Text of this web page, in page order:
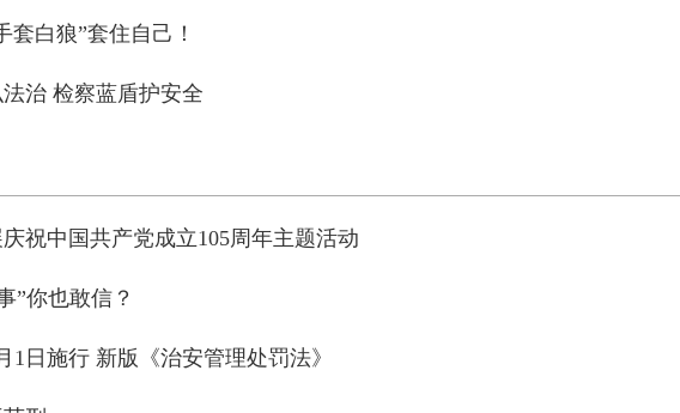
白狼”套住自己！
治 检察蓝盾护安全
祝中国共产党成立105周年主题活动
”你也敢信？
1日施行 新版《治安管理处罚法》